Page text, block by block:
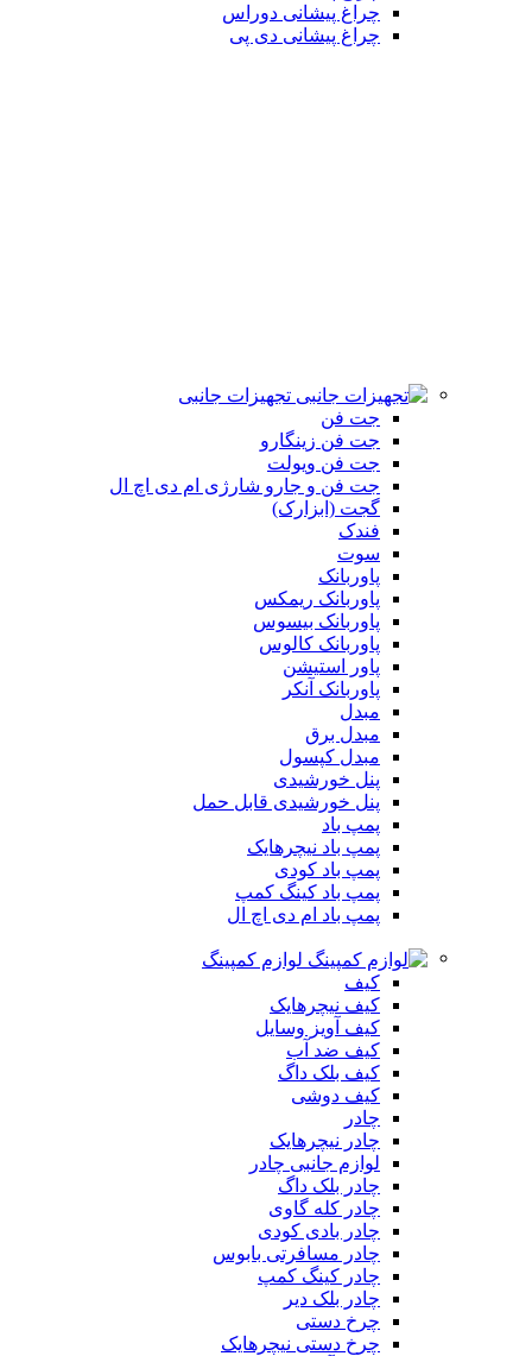
چراغ پیشانی دوراس
چراغ پیشانی دی پی
تجهیزات جانبی
جت فن
جت فن زینگارو
جت فن ویولت
جت فن و جارو شارژی ام دی اچ ال
گجت (ابزارک)
فندک
سوت
پاوربانک
پاوربانک ریمکس
پاوربانک بیسوس
پاوربانک کالوس
پاور استیشن
پاوربانک آنکر
مبدل
مبدل برق
مبدل کپسول
پنل خورشیدی
پنل خورشیدی قابل حمل
پمپ باد
پمپ باد نیچرهایک
پمپ باد کودی
پمپ باد کینگ کمپ
پمپ باد ام دی اچ ال
لوازم کمپینگ
کیف
کیف نیچرهایک
کیف آویز وسایل
کیف ضد آب
کیف بلک داگ
کیف دوشی
چادر
چادر نیچرهایک
لوازم جانبی چادر
چادر بلک داگ
چادر کله گاوی
چادر بادی کودی
چادر مسافرتی بابوس
چادر کینگ کمپ
چادر بلک دیر
چرخ دستی
چرخ دستی نیچرهایک